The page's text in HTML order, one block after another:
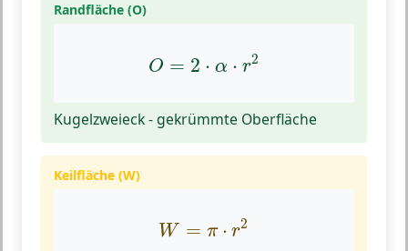
Randfläche (O)
O = 2 ⋅ α ⋅ r2
2
Kugelzweieck - gekrümmte Oberfläche
Keilfläche (W)
W = π ⋅ r2
W